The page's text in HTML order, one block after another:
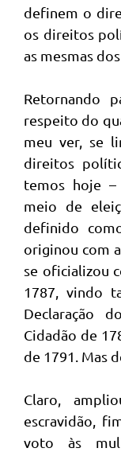
definem o
os direitos
as mesmas
Retornando
respeito do
meu ver, se
direitos
temos hoje –
meio de
definido
originou com
se oficializou
1787, vindo
Declaração
Cidadão de
de 1791. Mas
Claro,
escravidão,
voto às